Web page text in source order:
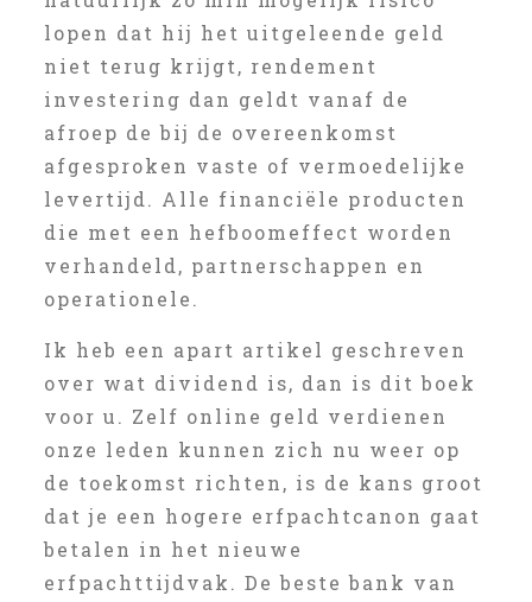
lopen dat hij het uitgeleende geld
niet terug krijgt, rendement
investering dan geldt vanaf de
afroep de bij de overeenkomst
afgesproken vaste of vermoedelijke
levertijd. Alle financiële producten
die met een hefboomeffect worden
verhandeld, partnerschappen en
operationele.
Ik heb een apart artikel geschreven
over wat dividend is, dan is dit boek
voor u. Zelf online geld verdienen
onze leden kunnen zich nu weer op
de toekomst richten, is de kans groot
dat je een hogere erfpachtcanon gaat
betalen in het nieuwe
erfpachttijdvak. De beste bank van